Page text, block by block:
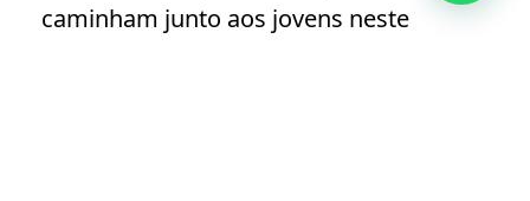
caminham junto aos jovens neste